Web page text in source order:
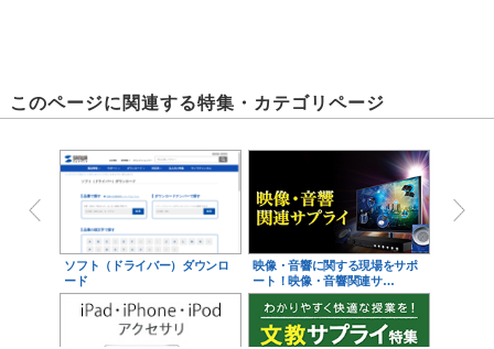
このページに関連する特集・カテゴリページ
ソフト（ドライバー）ダウンロ
ード
映像・音響に関する現場をサポ
ート！映像・音響関連サ…